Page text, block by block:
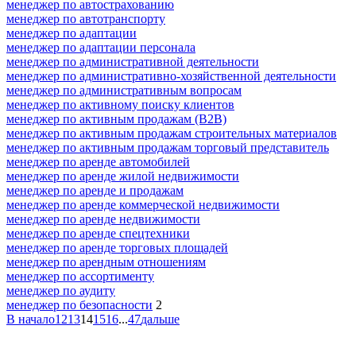
менеджер по автострахованию
менеджер по автотранспорту
менеджер по адаптации
менеджер по адаптации персонала
менеджер по административной деятельности
менеджер по административно-хозяйственной деятельности
менеджер по административным вопросам
менеджер по активному поиску клиентов
менеджер по активным продажам (B2B)
менеджер по активным продажам строительных материалов
менеджер по активным продажам торговый представитель
менеджер по аренде автомобилей
менеджер по аренде жилой недвижимости
менеджер по аренде и продажам
менеджер по аренде коммерческой недвижимости
менеджер по аренде недвижимости
менеджер по аренде спецтехники
менеджер по аренде торговых площадей
менеджер по арендным отношениям
менеджер по ассортименту
менеджер по аудиту
менеджер по безопасности 2
В начало1213141516...47дальше